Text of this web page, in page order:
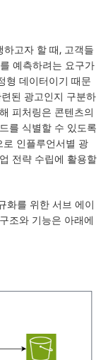
고자 할 때, 고객들
예측하려는 요구가
형 데이터이기 때문
된 광고인지 구분하
피처링은 콘텐츠의
를 식별할 수 있도록
로 인플루언서별 광
전략 수립에 활용할
화를 위한 서브 에이
조와 기능은 아래에